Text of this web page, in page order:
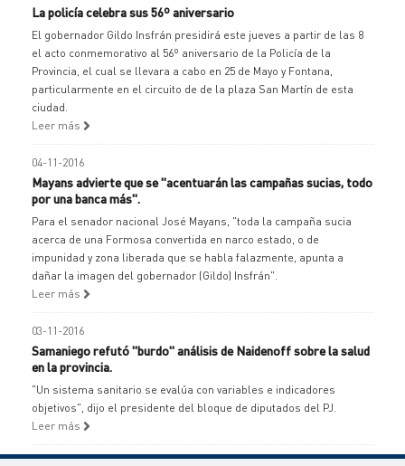
La policía celebra sus 56º aniversario
El gobernador Gildo Insfrán presidirá este jueves a partir de las 8
el acto conmemorativo al 56º aniversario de la Policía de la
Provincia, el cual se llevara a cabo en 25 de Mayo y Fontana,
particularmente en el circuito de de la plaza San Martín de esta
ciudad.
Leer más
04-11-2016
Mayans advierte que se "acentuarán las campañas sucias, todo
por una banca más".
Para el senador nacional José Mayans, "toda la campaña sucia
acerca de una Formosa convertida en narco estado, o de
impunidad y zona liberada que se habla falazmente, apunta a
dañar la imagen del gobernador (Gildo) Insfrán".
Leer más
03-11-2016
Samaniego refutó "burdo" análisis de Naidenoff sobre la salud
en la provincia.
"Un sistema sanitario se evalúa con variables e indicadores
objetivos", dijo el presidente del bloque de diputados del PJ.
Leer más